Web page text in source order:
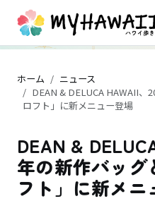
ホーム
ニュース
DEAN & DELUCA HAWAII、
ロフト」に新メニュー登場
DEAN &
年の新作バッグ
フト」に新メニ